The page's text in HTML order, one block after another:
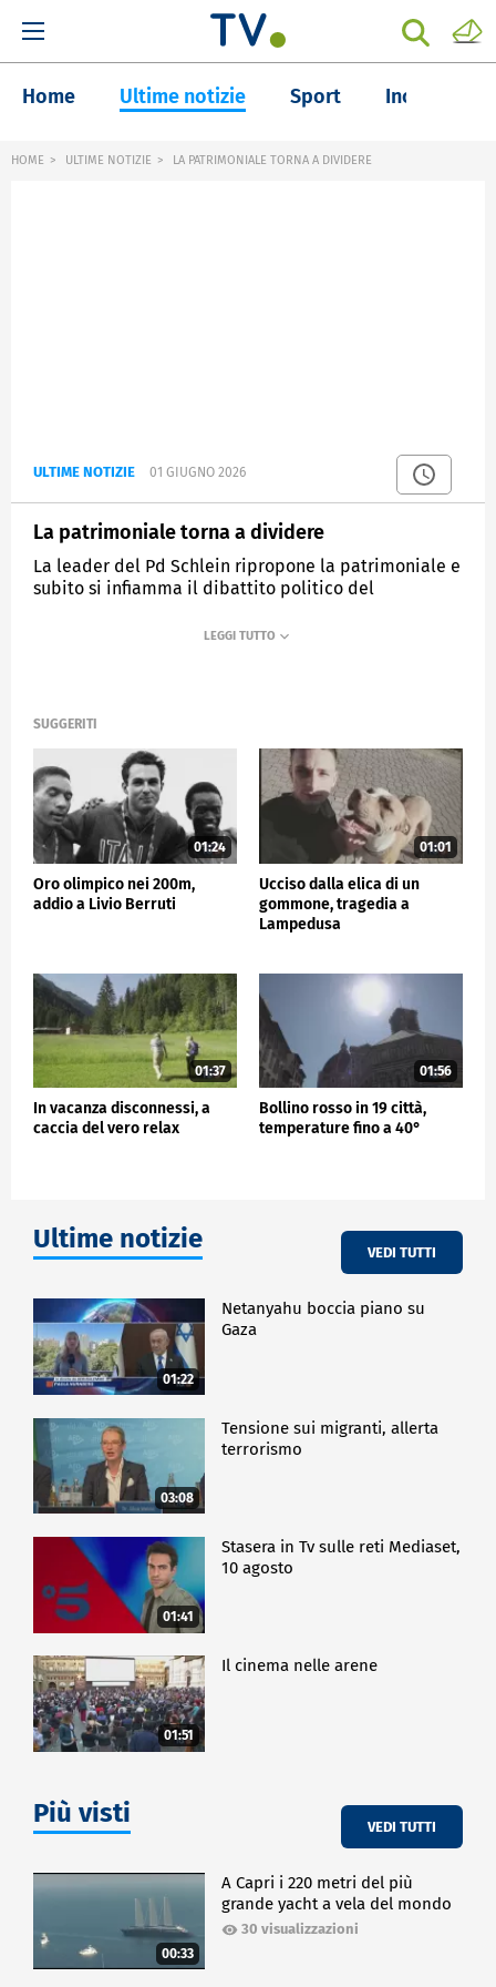
Home Ultime notizie Sport Inchieste
HOME ULTIME NOTIZIE LA PATRIMONIALE TORNA A DIVIDERE
ULTIME NOTIZIE 01 GIUGNO 2026
La patrimoniale torna a dividere
La leader del Pd Schlein ripropone la patrimoniale e
subito si infiamma il dibattito politico del
SUGGERITI
01:24
Oro olimpico nei 200m,
addio a Livio Berruti
01:01
Ucciso dalla elica di un
gommone, tragedia a
Lampedusa
01:37
In vacanza disconnessi, a
caccia del vero relax
01:56
Bollino rosso in 19 città,
temperature fino a 40°
Ultime notizie VEDI TUTTI
01:22
Netanyahu boccia piano su
Gaza
03:08
Tensione sui migranti, allerta
terrorismo
01:41
Stasera in Tv sulle reti Mediaset,
10 agosto
01:51
Il cinema nelle arene
Più visti VEDI TUTTI
00:33
A Capri i 220 metri del più
grande yacht a vela del mondo
30 visualizzazioni